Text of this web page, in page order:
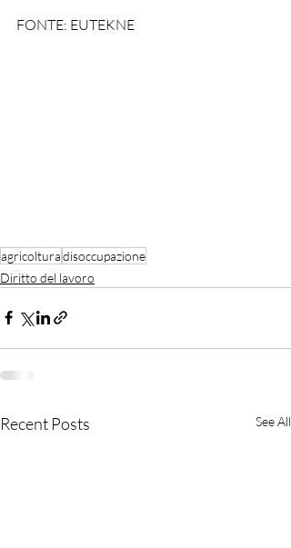
FONTE: EUTEKNE
agricolturadisoccupazione
Diritto del lavoro
Recent Posts See All